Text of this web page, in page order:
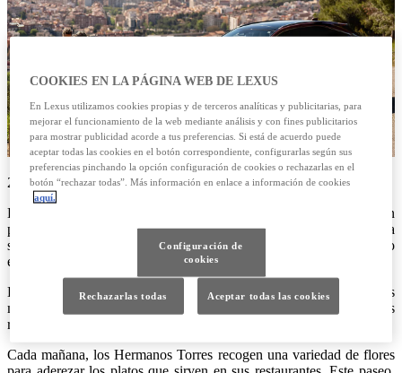
20/08/2024
En esta ocasión los Hermanos Torres realizan sus recetas con
productos de kilómetro cero dentro de la ciudad de Barcelona y para
sus desplazamientos elegirán una vez más el RX 450h+ híbrido
enchufable.
Dos recetas con dos ingredientes poderosos: una de ellas incluye los
mejillones, mientras que la otra está elaborada con flores
recolectadas en el Monte Tibidabo y la Rabassada.
Cada mañana, los Hermanos Torres recogen una variedad de flores
COOKIES EN LA PÁGINA WEB DE LEXUS
En Lexus utilizamos cookies propias y de terceros analíticas y publicitarias, para
mejorar el funcionamiento de la web mediante análisis y con fines publicitarios
para mostrar publicidad acorde a tus preferencias. Si está de acuerdo puede
aceptar todas las cookies en el botón correspondiente, configurarlas según sus
preferencias pinchando la opción configuración de cookies o rechazarlas en el
botón “rechazar todas”. Más información en enlace a información de cookies
aquí.
Configuración de
cookies
Rechazarlas todas Aceptar todas las cookies